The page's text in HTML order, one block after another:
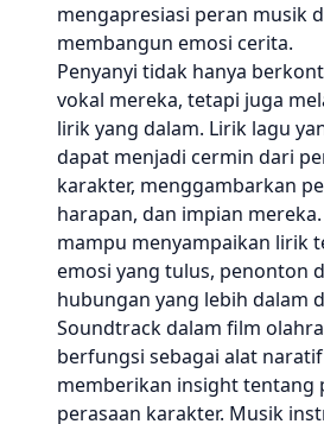
mengapresiasi peran musik
membangun emosi cerita.
Penyanyi tidak hanya
vokal mereka, tetapi juga
lirik yang dalam. Lirik lagu
dapat menjadi cermin dari
karakter, menggambarkan
harapan, dan impian
mampu menyampaikan lirik
emosi yang tulus, penonton
hubungan yang lebih dalam
Soundtrack dalam film
berfungsi sebagai alat
memberikan insight tentang
perasaan karakter. Musik